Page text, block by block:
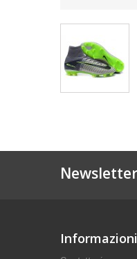
Newsletter
Informazioni